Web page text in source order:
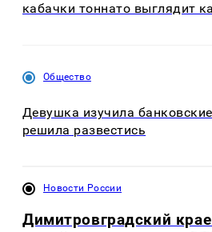
кабачки тоннато выглядит
Общество
Девушка изучила
решила развестись
Новости России
Димитровградский